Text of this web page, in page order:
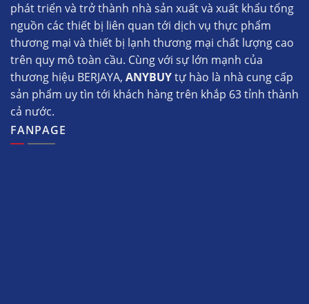
phát triển và trở thành nhà sản xuất và xuất khẩu tổng
nguồn các thiết bị liên quan tới dịch vụ thực phẩm
thương mại và thiết bị lạnh thương mại chất lượng cao
trên quy mô toàn cầu. Cùng với sự lớn mạnh của
thương hiệu BERJAYA, ANYBUYtự hào là nhà cung cấp
sản phẩm uy tìn tới khách hàng trên khắp 63 tỉnh thành
cả nước.
FANPAGE